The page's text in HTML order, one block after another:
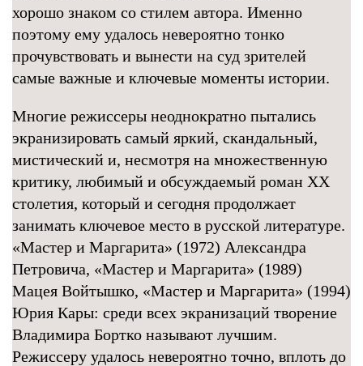
хорошо знаком со стилем автора. Именно
поэтому ему удалось невероятно тонко
прочувствовать и вынести на суд зрителей
самые важные и ключевые моменты истории.
Многие режиссеры неоднократно пытались
экранизировать самый яркий, скандальный,
мистический и, несмотря на множественную
критику, любимый и обсуждаемый роман XX
столетия, который и сегодня продолжает
занимать ключевое место в русской литературе.
«Мастер и Маргарита» (1972) Александра
Петровича, «Мастер и Маргарита» (1989)
Мацея Войтышко, «Мастер и Маргарита» (1994)
Юрия Кары: среди всех экранизаций творение
Владимира Бортко называют лучшим.
Режиссеру удалось невероятно точно, вплоть до